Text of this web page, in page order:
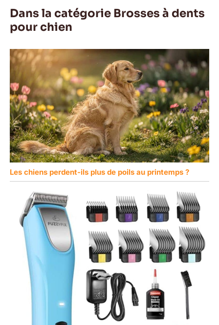
Dans la catégorie Brosses à dents
pour chien
Les chiens perdent-ils plus de poils au printemps ?